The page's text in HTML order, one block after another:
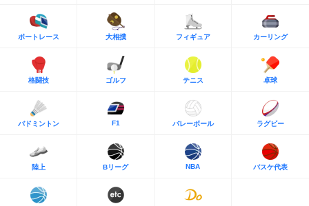
ボートレース 大相撲 フィギュア カーリング
格闘技 ゴルフ テニス 卓球
バドミントン F1 バレーボール ラグビー
陸上 Bリーグ NBA バスケ代表